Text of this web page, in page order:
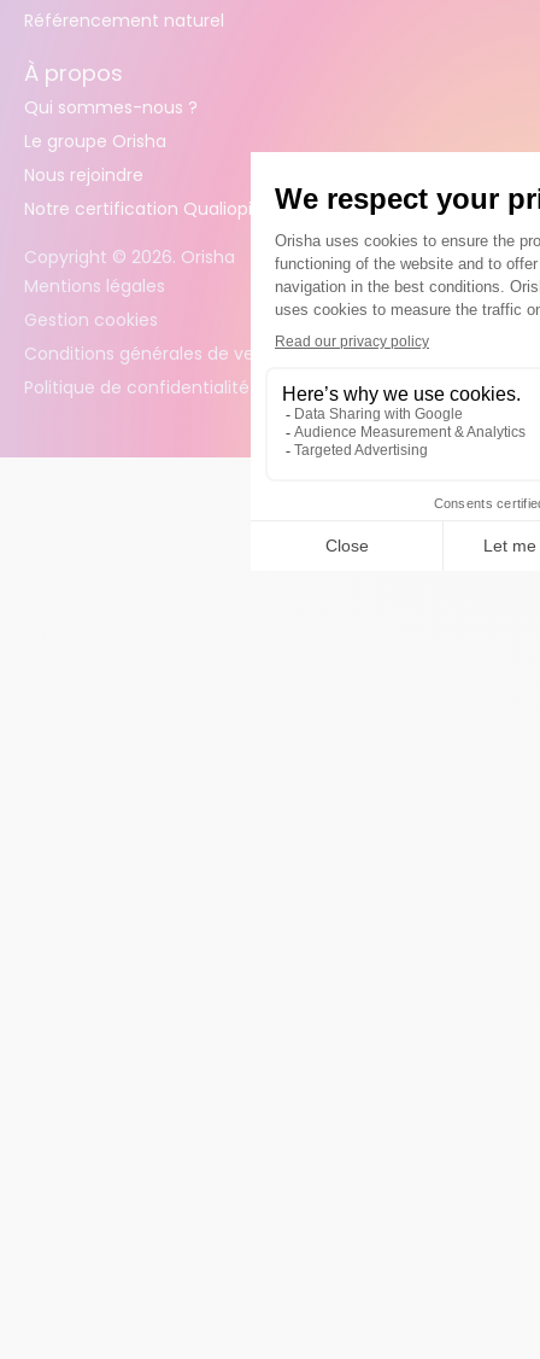
Référencement naturel
À propos
Qui sommes-nous ?
Le groupe Orisha
Nous rejoindre
Notre certification Qualiopi
Copyright © 2026. Orisha
Mentions légales
Gestion cookies
Conditions générales de vente
Politique de confidentialité des données